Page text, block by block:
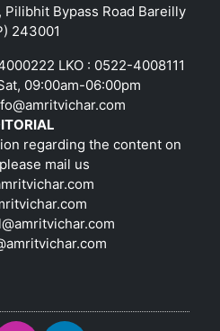
Pilibhit Bypass Road Bareilly
243001
LKO : 0522-4008111
09:00am-06:00pm
regarding the content on
mail us